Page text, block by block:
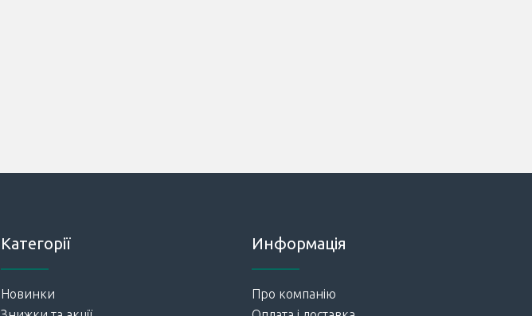
Категорії
Новинки
Информація
Про компанію